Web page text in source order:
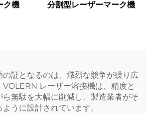
ク機 分割型レーザーマーク機
証となるのは、熾烈な競争が繰り広
VOLERN レーザー溶接機は、精度と
無駄を大幅に削減し、製造業者がそ
うに設計されています。